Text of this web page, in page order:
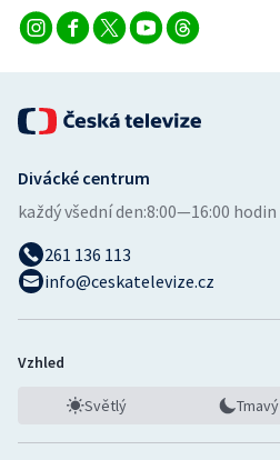
Divácké centrum
každý všední den:8:00—16:00 hodin
261 136 113
info@ceskatelevize.cz
Vzhled
Světlý Tmavý